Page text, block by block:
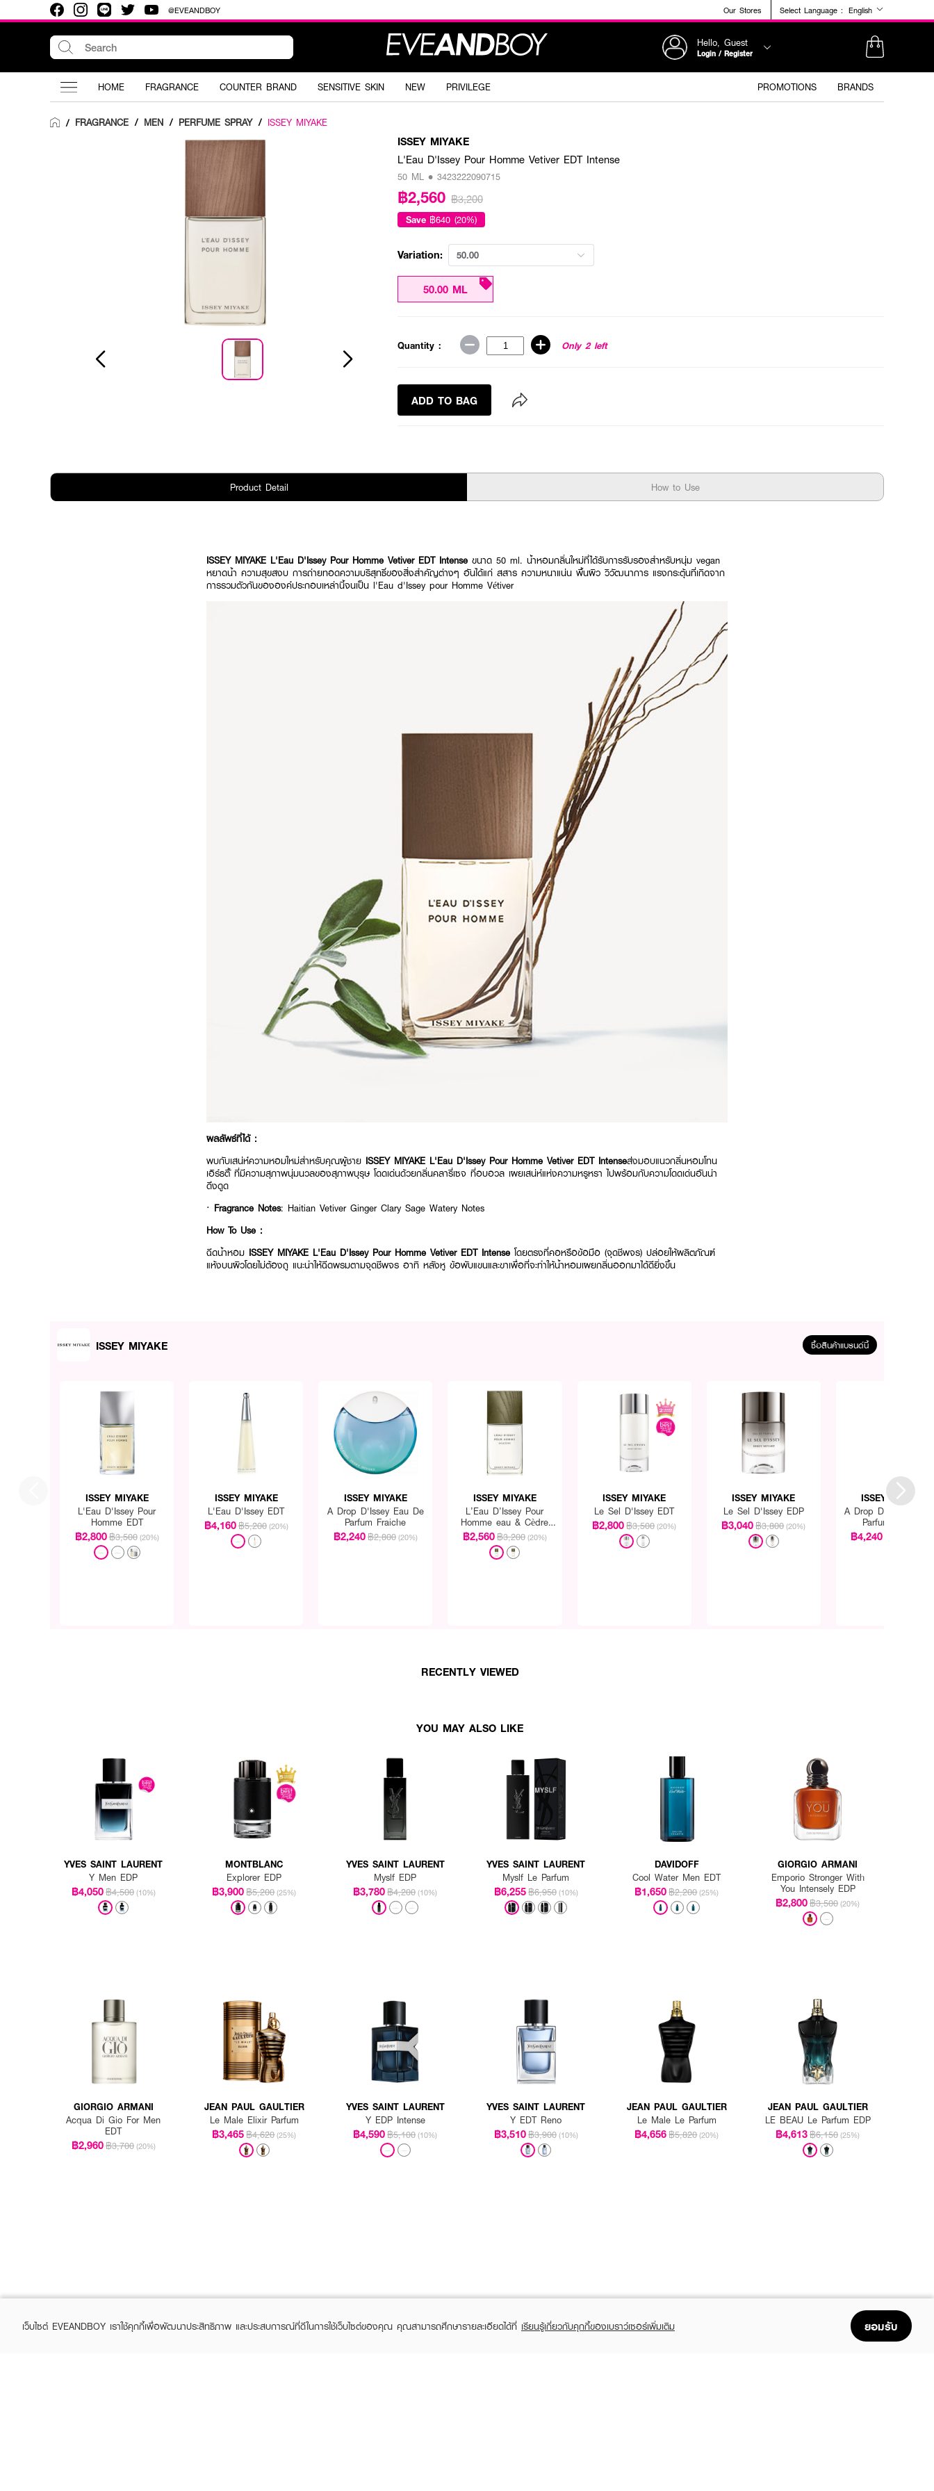
@EVEANDBOY Our Stores Select Language : English
Hello, Guest
Login / Register
HOME FRAGRANCE COUNTER BRAND SENSITIVE SKIN NEW PRIVILEGE PROMOTIONS BRANDS
/ FRAGRANCE / MEN / PERFUME SPRAY / ISSEY MIYAKE
ISSEY MIYAKE
L'Eau D'Issey Pour Homme Vetiver EDT Intense
50 ML • 3423222090715
฿2,560 ฿3,200
Save ฿640 (20%)
Variation: 50.00
50.00 ML
Quantity : Only 2 left
ADD TO BAG
Product Detail How to Use
ISSEY MIYAKE L'Eau D'Issey Pour Homme Vetiver EDT Intense ขนาด 50 ml. น้ำหอมกลิ่นใหม่ที่ได้รับการรับรองสำหรับหนุ่ม vegan
หยาดน้ำ ความสุขสงบ การถ่ายทอดความบริสุทธิ์ของสิ่งสำคัญต่างๆ อันได้แก่ สสาร ความหนาแน่น พื้นผิว วิวัฒนาการ แรงกระตุ้นที่เกิดจาก
การรวมตัวกันขององค์ประกอบเหล่านี้จนเป็น l'Eau d'Issey pour Homme Vétiver
ผลลัพธ์ที่ได้ :
พบกับเสน่ห์ความหอมใหม่สำหรับคุณผู้ชาย ISSEY MIYAKE L'Eau D'Issey Pour Homme Vetiver EDT Intenseส่งมอบแนวกลิ่นหอมโทน
เอิร์ธตี้ั ที่มีความสุภาพนุ่มนวลของสุภาพบุรุษ โดดเด่นด้วยกลิ่นคลารี่เซจ ที่อบอวล เผยเสน่ห์แห่งความหรูหรา ไปพร้อมกับความโดดเด่นอันน่า
ดึงดูด
· Fragrance Notes: Haitian Vetiver Ginger Clary Sage Watery Notes
How To Use :
ฉีดน้ำหอม ISSEY MIYAKE L'Eau D'Issey Pour Homme Vetiver EDT Intense โดยตรงที่คอหรือข้อมือ (จุดชีพจร) ปล่อยให้ผลิตภัณฑ์
แห้งบนผิวโดยไม่ต้องถู แนะนำให้ฉีดพรมตามจุดชีพจร อาทิ หลังหู ข้อพับแขนและขาเพื่อที่จะทำให้น้ำหอมเผยกลิ่นออกมาได้ดียิ่งขึ้น
ISSEY MIYAKE ซื้อสินค้าแบรนด์นี้
ISSEY MIYAKE
L'Eau D'Issey Pour
Homme EDT
฿2,800฿3,500 (20%)
ISSEY MIYAKE
L'Eau D'Issey EDT
฿4,160฿5,200 (20%)
ISSEY MIYAKE
A Drop D'Issey Eau De
Parfum Fraiche
฿2,240฿2,800 (20%)
ISSEY MIYAKE
L’Eau D’Issey Pour
Homme eau & Cèdre
EDT
฿2,560฿3,200 (20%)
ISSEY MIYAKE
Le Sel D'Issey EDT
฿2,800฿3,500 (20%)
ISSEY MIYAKE
Le Sel D'Issey EDP
฿3,040฿3,800 (20%)
ISSEY MIYAKE
A Drop D'Issey Eau
Parfum Fraiche
฿4,240
RECENTLY VIEWED
YOU MAY ALSO LIKE
YVES SAINT LAURENT
Y Men EDP
฿4,050฿4,500 (10%)
MONTBLANC
Explorer EDP
฿3,900฿5,200 (25%)
YVES SAINT LAURENT
Myslf EDP
฿3,780฿4,200 (10%)
YVES SAINT LAURENT
Myslf Le Parfum
฿6,255฿6,950 (10%)
DAVIDOFF
Cool Water Men EDT
฿1,650฿2,200 (25%)
GIORGIO ARMANI
Emporio Stronger With
You Intensely EDP
฿2,800฿3,500 (20%)
GIORGIO ARMANI
Acqua Di Gio For Men
EDT
฿2,960฿3,700 (20%)
JEAN PAUL GAULTIER
Le Male Elixir Parfum
฿3,465฿4,620 (25%)
YVES SAINT LAURENT
Y EDP Intense
฿4,590฿5,100 (10%)
YVES SAINT LAURENT
Y EDT Reno
฿3,510฿3,900 (10%)
JEAN PAUL GAULTIER
Le Male Le Parfum
฿4,656฿5,820 (20%)
JEAN PAUL GAULTIER
LE BEAU Le Parfum EDP
฿4,613฿6,150 (25%)
เว็บไซต์ EVEANDBOY เราใช้คุกกี้เพื่อพัฒนาประสิทธิภาพ และประสบการณ์ที่ดีในการใช้เว็บไซต์ของคุณ คุณสามารถศึกษารายละเอียดได้ที่ เรียนรู้เกี่ยวกับคุกกี้ของเบราว์เซอร์เพิ่มเติม ยอมรับ